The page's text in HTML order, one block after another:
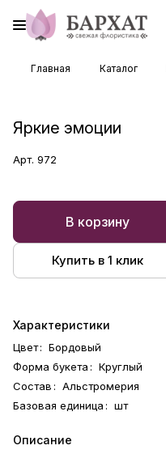
Главная Каталог
Яркие эмоции
Арт. 972
В корзину
Купить в 1 клик
Характеристики
Цвет: Бордовый
Форма букета: Круглый
Состав: Альстромерия
Базовая единица: шт
Описание